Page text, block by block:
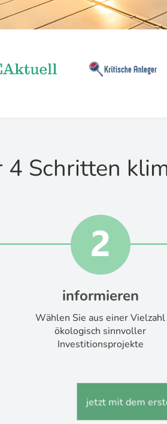
4 Schritten
informieren
Wählen Sie aus einer Vielzahl
ökologisch sinnvoller
Investitionsprojekte
jetzt mit dem